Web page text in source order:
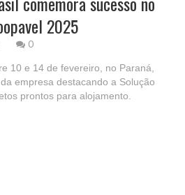
2025
0
10 e 14 de fevereiro, no Paraná,
empresa destacando a Solução
prontos para alojamento.